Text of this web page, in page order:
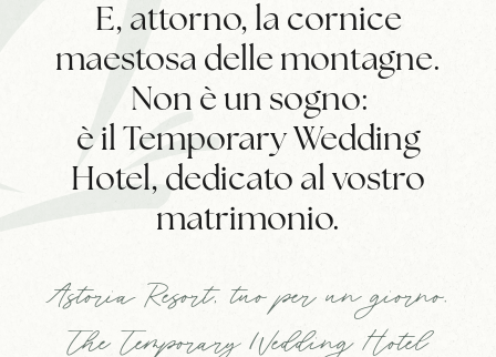
E, attorno, la cornice
maestosa delle montagne.
Non è un sogno:
è il Temporary Wedding
Hotel, dedicato al vostro
matrimonio.
Astoria Resort, tuo per un giorno.
The Temporary Wedding Hotel